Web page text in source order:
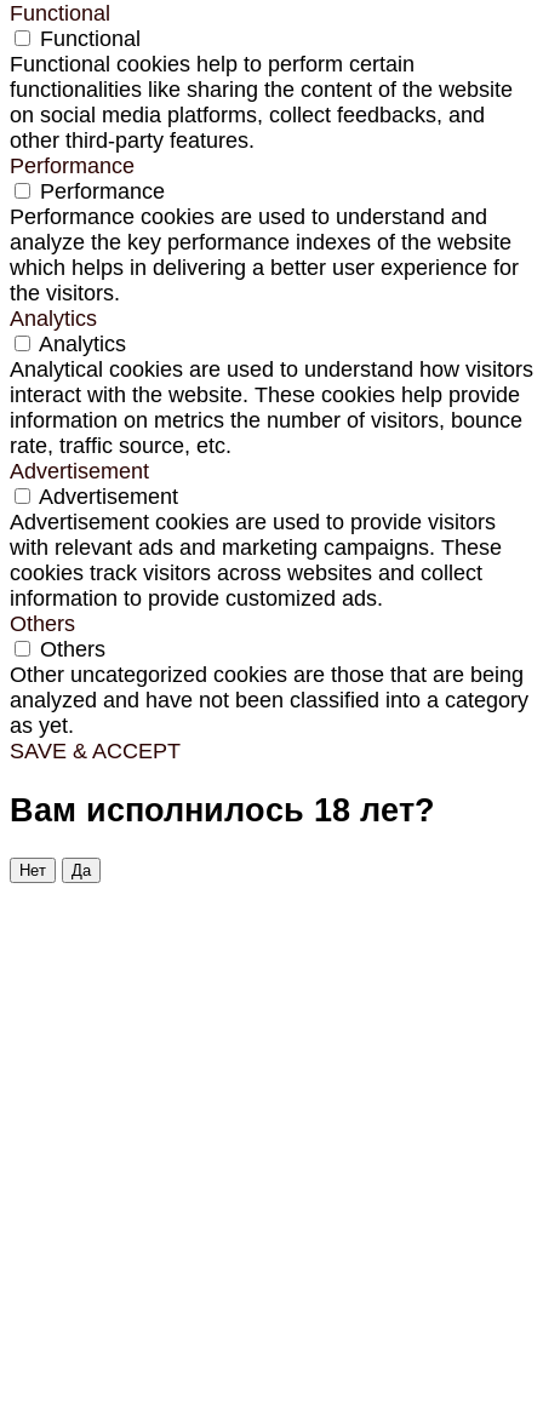
Functional
Functional
Functional cookies help to perform certain
functionalities like sharing the content of the website
on social media platforms, collect feedbacks, and
other third-party features.
Performance
Performance
Performance cookies are used to understand and
analyze the key performance indexes of the website
which helps in delivering a better user experience for
the visitors.
Analytics
Analytics
Analytical cookies are used to understand how visitors
interact with the website. These cookies help provide
information on metrics the number of visitors, bounce
rate, traffic source, etc.
Advertisement
Advertisement
Advertisement cookies are used to provide visitors
with relevant ads and marketing campaigns. These
cookies track visitors across websites and collect
information to provide customized ads.
Others
Others
Other uncategorized cookies are those that are being
analyzed and have not been classified into a category
as yet.
SAVE & ACCEPT
Вам исполнилось 18 лет?
Нет Да